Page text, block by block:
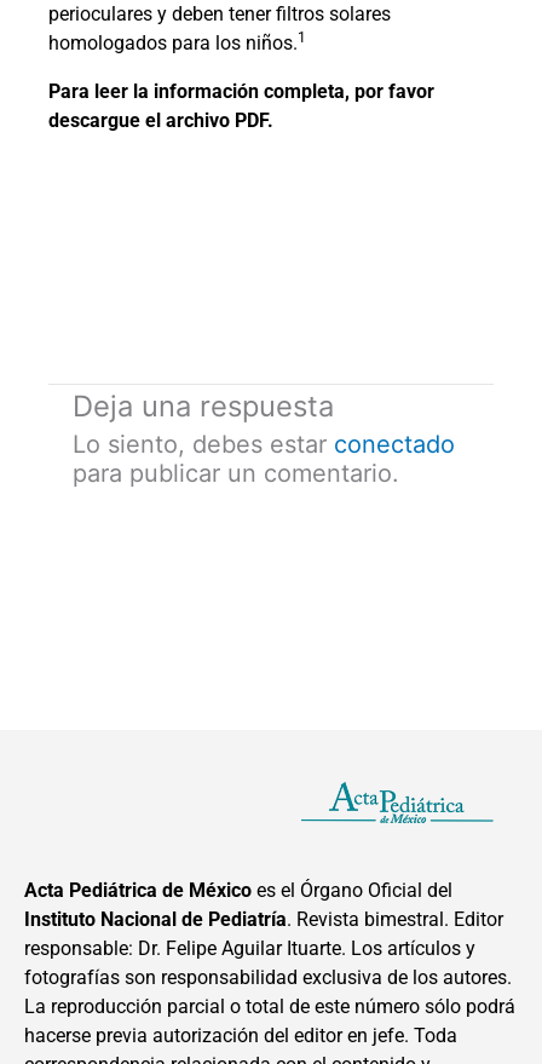
perioculares y deben tener filtros solares
homologados para los niños.1
Para leer la información completa, por favor
descargue el archivo PDF.
Deja una respuesta
Lo siento, debes estar conectado
para publicar un comentario.
Acta Pediátrica de México es el Órgano Oficial del
Instituto Nacional de Pediatría. Revista bimestral. Editor
responsable: Dr. Felipe Aguilar Ituarte. Los artículos y
fotografías son responsabilidad exclusiva de los autores.
La reproducción parcial o total de este número sólo podrá
hacerse previa autorización del editor en jefe. Toda